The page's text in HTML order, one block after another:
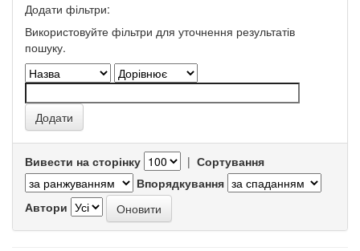
Додати фільтри:
Використовуйте фільтри для уточнення результатів
пошуку.
Вивести на сторінку | Сортування
Впорядкування
Автори